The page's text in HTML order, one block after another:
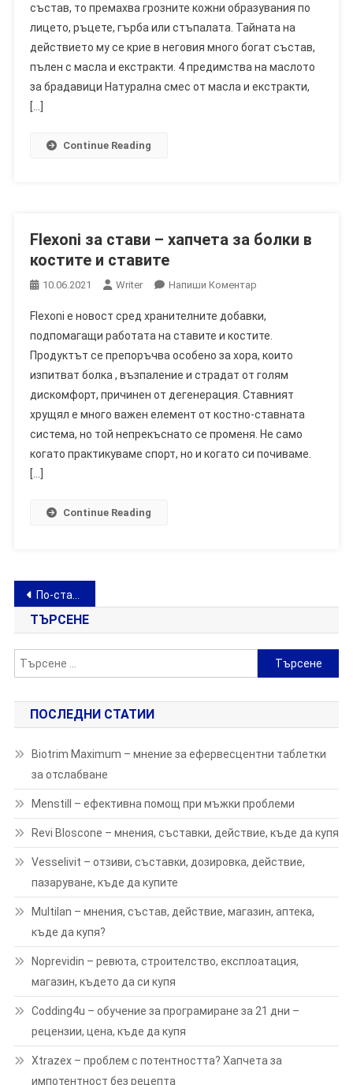
Мнения,
Съставки,
Ефект,
Цена,
Магазин,
състав, то премахва грозните кожни образувания по
лицето, ръцете, гърба или стъпалата. Тайната на
действието му се крие в неговия много богат състав,
пълен с масла и екстракти. 4 предимства на маслото
за брадавици Натурална смес от масла и екстракти,
[…]
Continue Reading
Flexoni за стави – хапчета за болки в
костите и ставите
10.06.2021 Writer Напиши КоментарOn
За
Стави
–
Хапчета
За
Болки
В
Flexoni е новост сред хранителните добавки,
подпомагащи работата на ставите и костите.
Продуктът се препоръчва особено за хора, които
изпитват болка , възпаление и страдат от голям
дискомфорт, причинен от дегенерация. Ставният
хрущял е много важен елемент от костно-ставната
система, но той непрекъснато се променя. Не само
когато практикуваме спорт, но и когато си почиваме.
[…]
Continue Reading
Навигация
По-стари
ТЪРСЕНЕ
Търсене
за:
ПОСЛЕДНИ СТАТИИ
Biotrim Maximum – мнение за ефервесцентни таблетки
за отслабване
Menstill – ефективна помощ при мъжки проблеми
Revi Bloscone – мнения, съставки, действие, къде да купя
Vesselivit – отзиви, съставки, дозировка, действие,
пазаруване, къде да купите
Multilan – мнения, състав, действие, магазин, аптека,
къде да купя?
Noprevidin – ревюта, строителство, експлоатация,
магазин, където да си купя
Codding4u – обучение за програмиране за 21 дни –
рецензии, цена, къде да купя
Xtrazex – проблем с потентността? Хапчета за
импотентност без рецепта